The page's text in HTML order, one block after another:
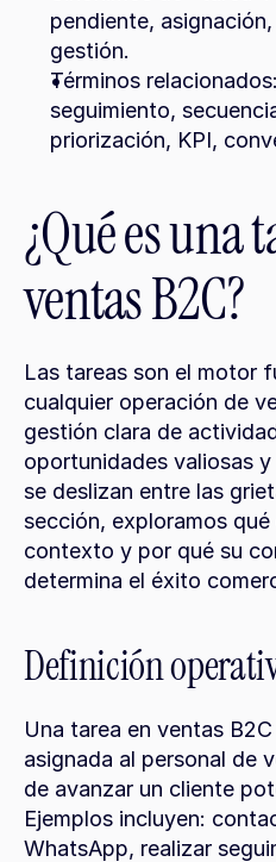
pendiente,
gestión.
Términos
seguimiento,
priorización, KPI,
¿Qué es una
ventas B2C?
Las tareas son el motor
cualquier operación de
gestión clara de
oportunidades valiosas
se deslizan entre las
sección, exploramos
contexto y por qué su
determina el éxito
Definición
Una tarea en ventas
asignada al personal de
de avanzar un cliente
Ejemplos incluyen:
WhatsApp, realizar